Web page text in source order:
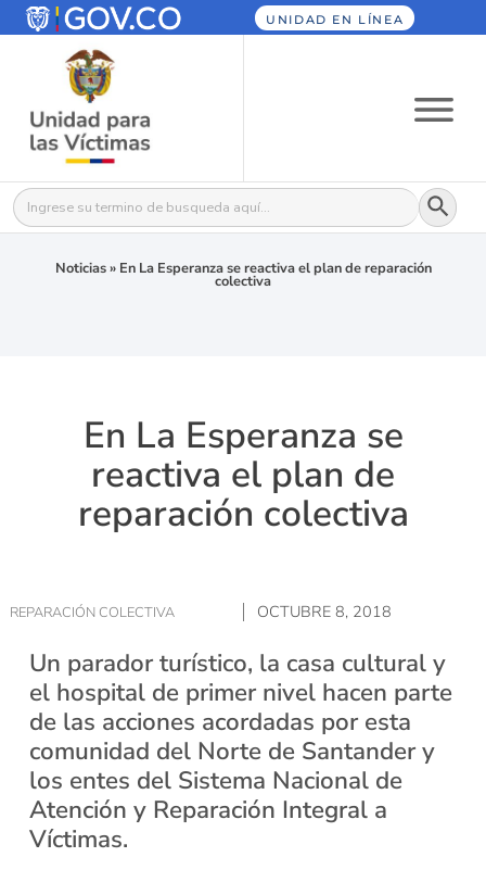
UNIDAD EN LÍNEA
Buscar: Botón
Noticias» En La Esperanza se reactiva el plan de reparación
colectiva
En La Esperanza se
reactiva el plan de
reparación colectiva
REPARACIÓN COLECTIVA OCTUBRE 8, 2018
Un parador turístico, la casa cultural y
el hospital de primer nivel hacen parte
de las acciones acordadas por esta
comunidad del Norte de Santander y
los entes del Sistema Nacional de
Atención y Reparación Integral a
Víctimas.